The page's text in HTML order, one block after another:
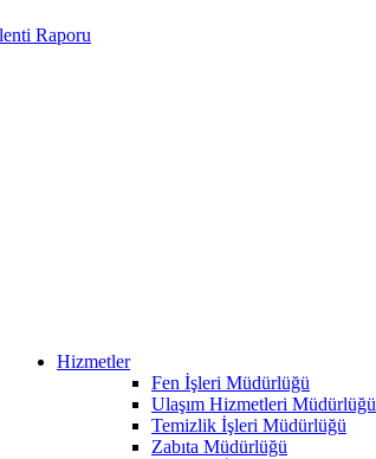
Raporu
Hizmetler
Fen İşleri Müdürlüğü
Ulaşım Hizmetleri Müdürlüğü
Temizlik İşleri Müdürlüğü
Zabıta Müdürlüğü